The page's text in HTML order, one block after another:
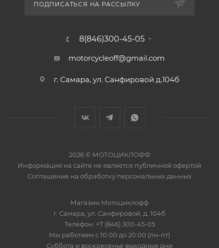
ПОДПИСАТЬСЯ НА РАССЫЛКУ
8(846)300-45-05
motorcycleoff@gmail.com
г. Самара, ул. Санфировой д.104б
2026 © МОТОЦИКЛОФФ
Информация на сайте не является публичной офертой
Соглашение на обработку персональных данных
Магазин Мотоциклофф
г. Самара ул. Санфировой, д. 104б
Телефон: +7 (846) 300-45-05
Мы работаем с 10:00 до 20:00 (пн-пт)
Суббота и воскресенье выходные дни